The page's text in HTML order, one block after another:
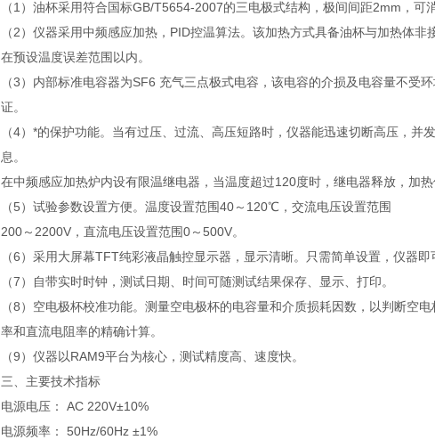
（1）油杯采用符合国标GB/T5654-2007的三电极式结构，极间间距2mm，可
（2）仪器采用中频感应加热，PID控温算法。该加热方式具备油杯与加热体
在预设温度误差范围以内。
（3）内部标准电容器为SF6 充气三点极式电容，该电容的介损及电容量不受
证。
（4）*的保护功能。当有过压、过流、高压短路时，仪器能迅速切断高压，
息。
在中频感应加热炉内设有限温继电器，当温度超过120度时，继电器释放，加热
（5）试验参数设置方便。温度设置范围40～120℃，交流电压设置范围
200～2200V，直流电压设置范围0～500V。
（6）采用大屏幕TFT纯彩液晶触控显示器，显示清晰。只需简单设置，仪器
（7）自带实时时钟，测试日期、时间可随测试结果保存、显示、打印。
（8）空电极杯校准功能。测量空电极杯的电容量和介质损耗因数，以判断空
率和直流电阻率的精确计算。
（9）仪器以RAM9平台为核心，测试精度高、速度快。
三、主要技术指标
电源电压： AC 220V±10%
电源频率： 50Hz/60Hz ±1%